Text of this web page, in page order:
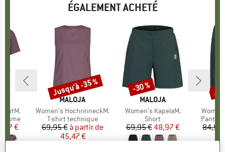
ÉGALEMENT ACHETÉ
réduit
€
MARQUE
MALOJA
Article
Women's HochrinneckM.
Product group
T-shirt technique
Prix
69,95 € Prix réduit
à partir de
45,47 €
Remise
Jusqu'à -35 %
MARQUE
MALOJA
Article
Women's KapelaM.
Product group
Short
Prix
69,95 €Prix réduit
48,97 €
Remise
-30 %
Article
84,95